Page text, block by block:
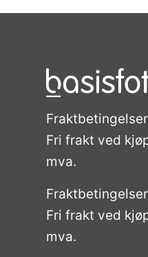
Fri frakt ved
mva.
Fri frakt ved
mva.